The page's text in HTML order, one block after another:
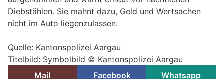
Diebstählen. Sie mahnt dazu, Geld und Wertsachen
nicht im Auto liegenzulassen.
Quelle: Kantonspolizei Aargau
Titelbild: Symbolbild © Kantonspolizei Aargau
Mail
Facebook Whatsapp